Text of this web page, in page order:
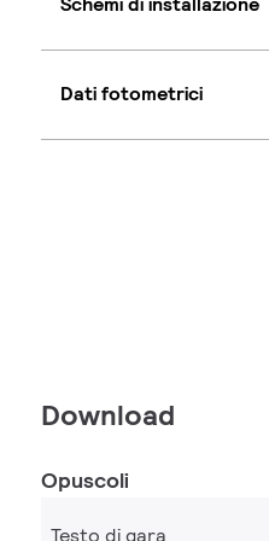
Dati fotometrici
Download
Opuscoli
Testo di gara